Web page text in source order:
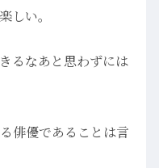
しい。
るなあと思わずには
俳優であることは言